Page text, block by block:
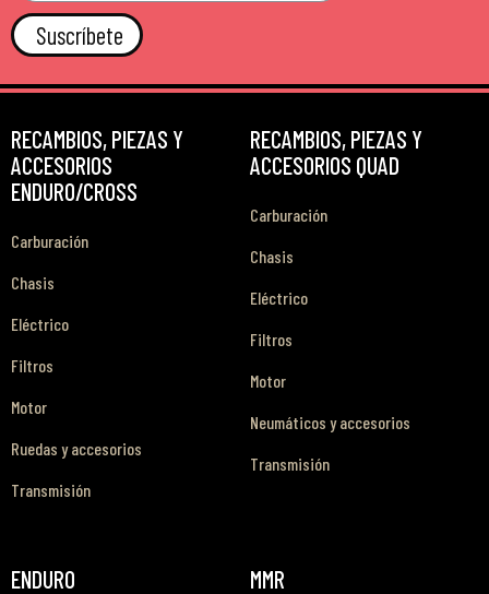
Suscríbete
RECAMBIOS, PIEZAS Y
ACCESORIOS
ENDURO/CROSS
Carburación
Chasis
Eléctrico
Filtros
Motor
Ruedas y accesorios
Transmisión
RECAMBIOS, PIEZAS Y
ACCESORIOS QUAD
Carburación
Chasis
Eléctrico
Filtros
Motor
Neumáticos y accesorios
Transmisión
ENDURO
MMR